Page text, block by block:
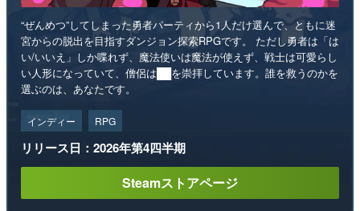
“ぜんめつ”してしまった勇者パーティから1人だけ選んで、ともに迷
宮からの脱出を目指すダンジョン探索RPGです。 ただし勇者は「は
い/いいえ」しか喋れず、魔法使いは魔法が使えず、戦士は可愛らし
い人形になっていて、僧侶は██を崇拝しています。誰を救うのかを
選ぶのは、あなたです。
インディー RPG
リリース日：2026年第4四半期
Steamストアページ